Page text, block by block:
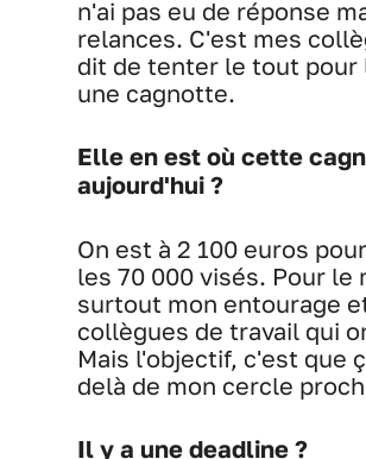
n'ai pas eu de réponse
relances. C'est mes
dit de tenter le tout pour
une cagnotte.
Elle en est où cette
aujourd'hui ?
On est à 2 100 euros
les 70 000 visés. Pour le
surtout mon entourage
collègues de travail qui
Mais l'objectif, c'est que
delà de mon cercle
Il y a une deadline ?